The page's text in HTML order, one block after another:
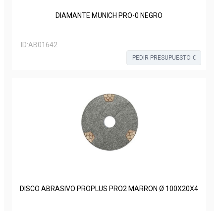
DIAMANTE MUNICH PRO-0 NEGRO
ID:AB01642
PEDIR PRESUPUESTO €
DISCO ABRASIVO PROPLUS PRO2 MARRON Ø 100X20X4